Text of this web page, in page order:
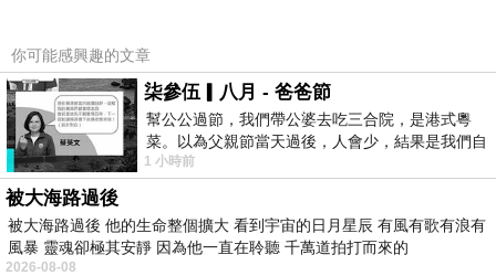
你可能感興趣的文章
柒參伍▎八月 - 爸爸節
幫公公過節，我們帶公婆去吃三合院，是港式粵
菜。以為父親節當天過後，人會少，結果是我們自
己想多了。人陸續地進，滿滿都是人，個人
1 小時前
被大海路過後
被大海路過後 他的生命整個擴大 看到宇宙的日月星辰 有風有歌有浪有
風暴 靈魂卻極其安靜 因為他一直在聆聽 千萬道拍打而來的
2026-08-08